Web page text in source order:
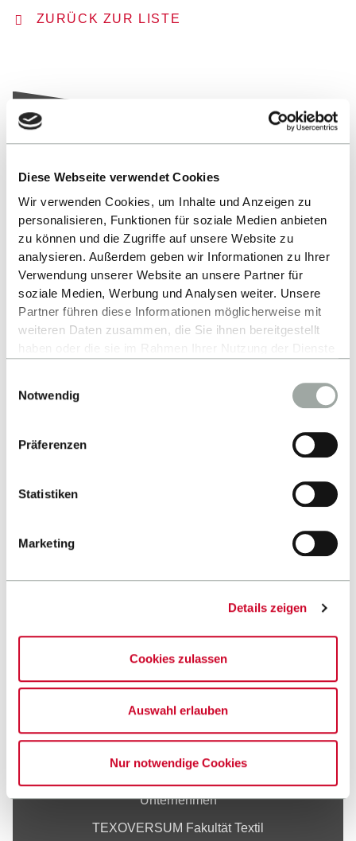
Diese Webseite verwendet Cookies
Wir verwenden Cookies, um Inhalte und Anzeigen zu
personalisieren, Funktionen für soziale Medien anbieten
zu können und die Zugriffe auf unsere Website zu
analysieren. Außerdem geben wir Informationen zu Ihrer
Verwendung unserer Website an unsere Partner für
soziale Medien, Werbung und Analysen weiter. Unsere
Partner führen diese Informationen möglicherweise mit
weiteren Daten zusammen, die Sie ihnen bereitgestellt
Alles zum Thema Cookies und personenbezogene
Datenverarbeitung entnehmen Sie unserer
Notwendig
Präferenzen
Statistiken
Marketing
Details zeigen
Cookies zulassen
Auswahl erlauben
Nur notwendige Cookies
ZURÜCK ZUR LISTE
Google Maps
Fakultät
Studium
Internationales
Forschung
Unternehmen
TEXOVERSUM Fakultät Textil